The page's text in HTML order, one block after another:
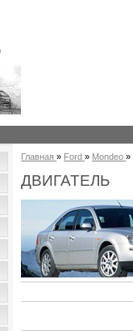
Главная » Ford » Mondeo »
ДВИГАТЕЛЬ